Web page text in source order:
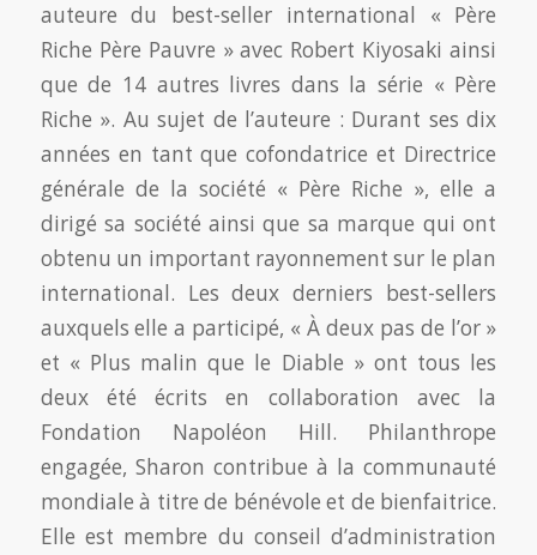
auteure du best-seller international « Père
Riche Père Pauvre » avec Robert Kiyosaki ainsi
que de 14 autres livres dans la série « Père
Riche ». Au sujet de l’auteure : Durant ses dix
années en tant que cofondatrice et Directrice
générale de la société « Père Riche », elle a
dirigé sa société ainsi que sa marque qui ont
obtenu un important rayonnement sur le plan
international. Les deux derniers best-sellers
auxquels elle a participé, « À deux pas de l’or »
et « Plus malin que le Diable » ont tous les
deux été écrits en collaboration avec la
Fondation Napoléon Hill. Philanthrope
engagée, Sharon contribue à la communauté
mondiale à titre de bénévole et de bienfaitrice.
Elle est membre du conseil d’administration